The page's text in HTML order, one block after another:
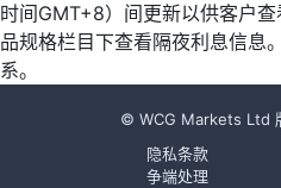
时间GMT+8）间更新以供客户
品规格栏目下查看隔夜利息信息
系。
© WCG Markets Ltd
隐私条款
争端处理